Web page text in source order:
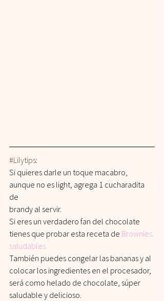
#Lilytips:
Si quieres darle un toque macabro,
aunque no es light, agrega 1 cucharadita
de
brandy al servir.
Si eres un verdadero fan del chocolate
tienes que probar esta receta de Brownies
saludables
También puedes congelar las bananas y al
colocar los ingredientes en el procesador,
será como helado de chocolate, súper
saludable y delicioso.